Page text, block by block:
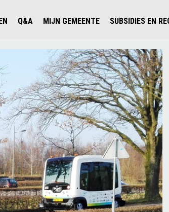
IN HET BUITENLAND
Q&A
KOSTEN & MODELLEN
OPLADEN
SLIM LADEN
VEILIGHEID
MILIEU
AFSTAND
AUTODELEN
MIJN GEMEENTE
KENNISLOKET GEMEENTEN
VVE
SUBSIDIES EN